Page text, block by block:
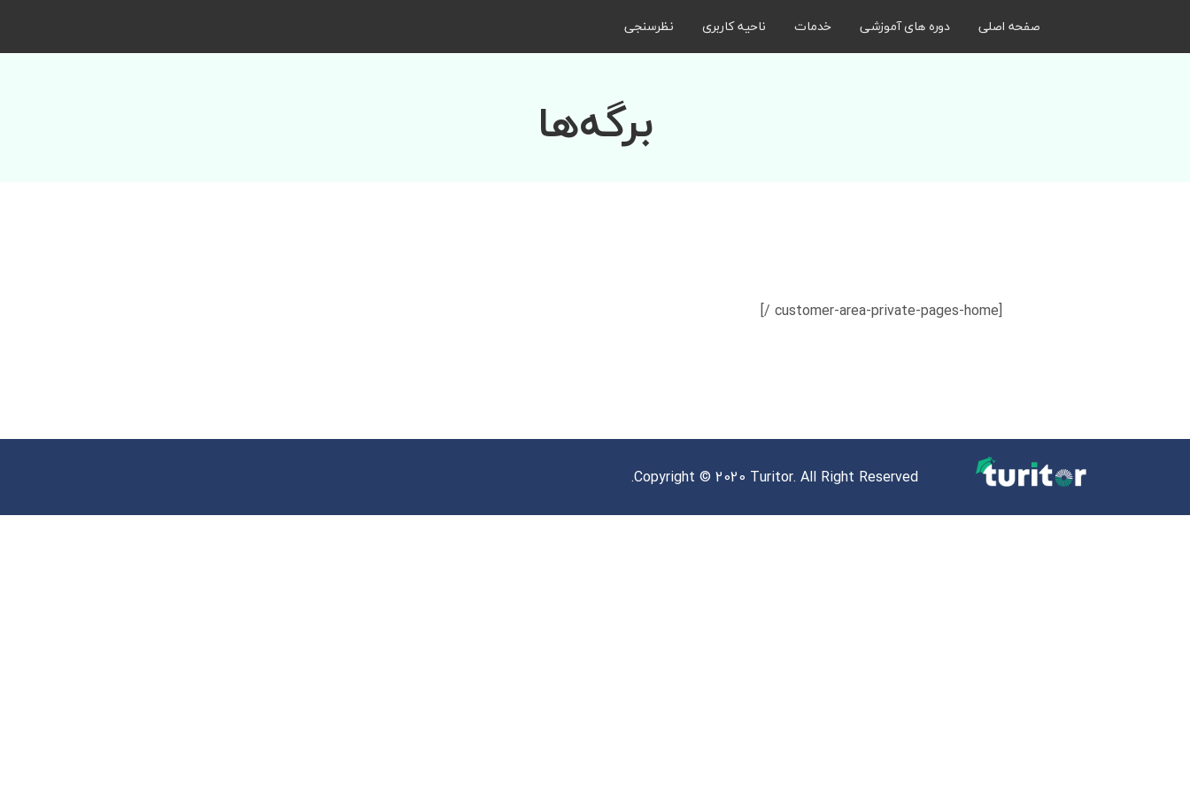
صفحه اصلی دوره های آموزشی خدمات ناحیه کاربری نظرسنجی
برگه‌ها
[customer-area-private-pages-home /]
Copyright © 2020 Turitor. All Right Reserved.